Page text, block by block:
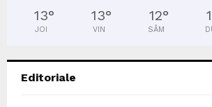
13°
JOI
13°
VIN
12°
SÂM
Editoriale